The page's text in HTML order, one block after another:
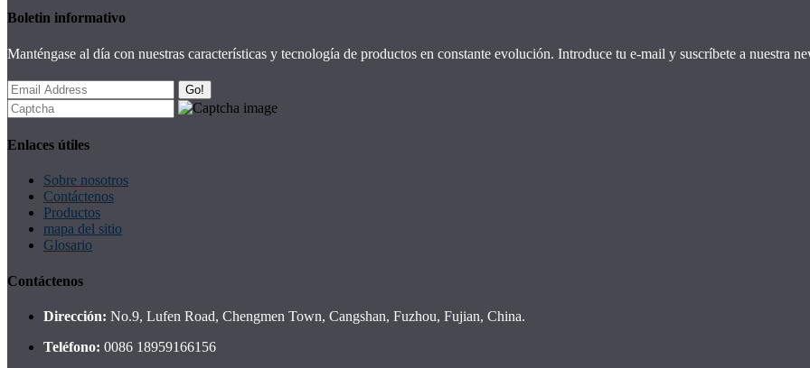
Boletin informativo
Manténgase al día con nuestras características y tecnología de productos en constante evolución. Introduce tu e-mail y suscríbete a nuestra
Go!
Enlaces útiles
Sobre nosotros
Contáctenos
Productos
mapa del sitio
Glosario
Contáctenos
Dirección: No.9, Lufen Road, Chengmen Town, Cangshan, Fuzhou, Fujian, China.
Teléfono: 0086 18959166156